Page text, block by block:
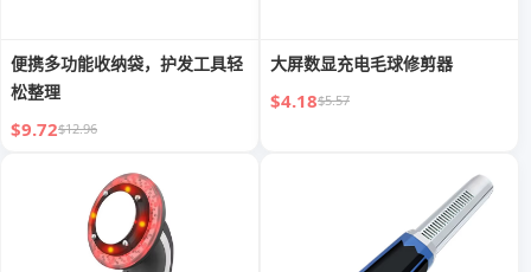
便携多功能收纳袋，护发工具轻
松整理
$9.72$12.96
大屏数显充电毛球修剪器
$4.18$5.57